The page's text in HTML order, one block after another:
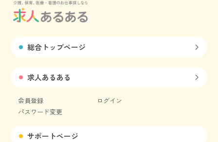
総合トップページ
求人あるある
会員登録
ログイン
パスワード変更
サポートページ